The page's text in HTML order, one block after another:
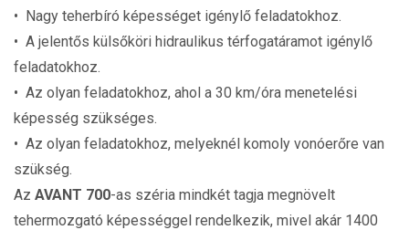
• Nagy teherbíró képességet igénylő feladatokhoz.
• A jelentős külsőköri hidraulikus térfogatáramot igénylő
feladatokhoz.
• Az olyan feladatokhoz, ahol a 30 km/óra menetelési
képesség szükséges.
• Az olyan feladatokhoz, melyeknél komoly vonóerőre van
szükség.
Az AVANT 700-as széria mindkét tagja megnövelt
tehermozgató képességgel rendelkezik, mivel akár 1400